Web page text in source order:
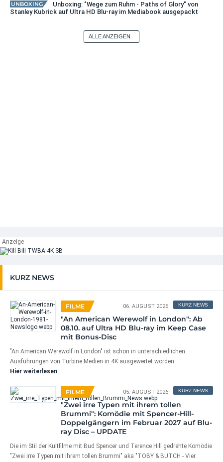
UNBOXING
Unboxing: "Wege zum Ruhm - Paths of Glory" von
Stanley Kubrick auf Ultra HD Blu-ray im Mediabook ausgepackt
ALLE ANZEIGEN
KURZ NEWS
FILME KURZ NEWS
06. AUGUST 2026
"An American Werewolf in London": Ab
08.10. auf Ultra HD Blu-ray im Keep Case
mit Bonus-Disc
"An American Werewolf in London" ist schon in unterschiedlichen
Ausführungen von Turbine Medien in 4K ausgewertet worden.
Hier weiterlesen
FILME KURZ NEWS
05. AUGUST 2026
"Zwei irre Typen mit ihrem tollen
Brummi": Komödie mit Spencer-Hill-
Doppelgängern im Februar 2027 auf Blu-
ray Disc – UPDATE
Die im Stil der Kultfilme mit Bud Spencer und Terence Hill gedrehte Komödie
"Zwei irre Typen mit ihrem tollen Brummi" aka "TOBY & BUTCH - Vier